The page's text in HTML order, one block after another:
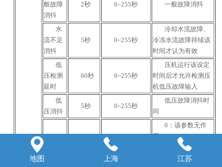
般故障
消抖
2秒 0~255秒 一般故障消抖
水
流不足
消抖
5秒 0~255秒
冷却水流故障、
冷冻水流故障持续该
时间才认为有效
低
压检测
延时
60秒 0~255秒
压机运行该设定
时间后才允许检测压
机低压故障输入
低
压消抖
5秒 0~255秒
低压故障消抖时
间
压停泵
0~300秒
0：该参数无作
用。
非0：当出现 压
缩机低压故障 时，立

地图

上海

江苏